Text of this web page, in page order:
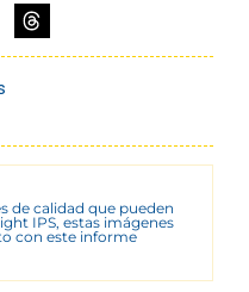
de calidad que pueden
IPS, estas imágenes
con este informe